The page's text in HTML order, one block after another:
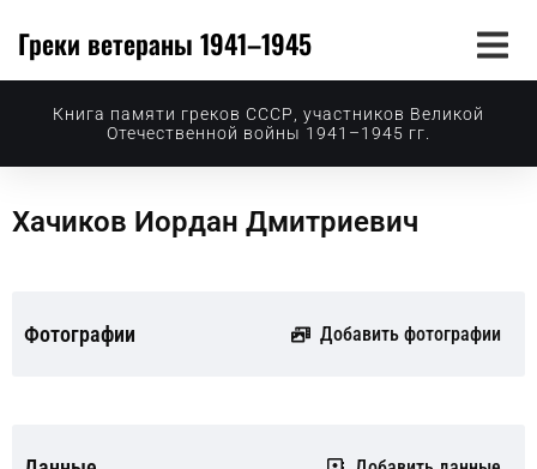
Греки ветераны 1941–1945
Книга памяти греков СССР, участников Великой
Отечественной войны 1941–1945 гг.
Хачиков Иордан Дмитриевич
Фотографии Добавить фотографии